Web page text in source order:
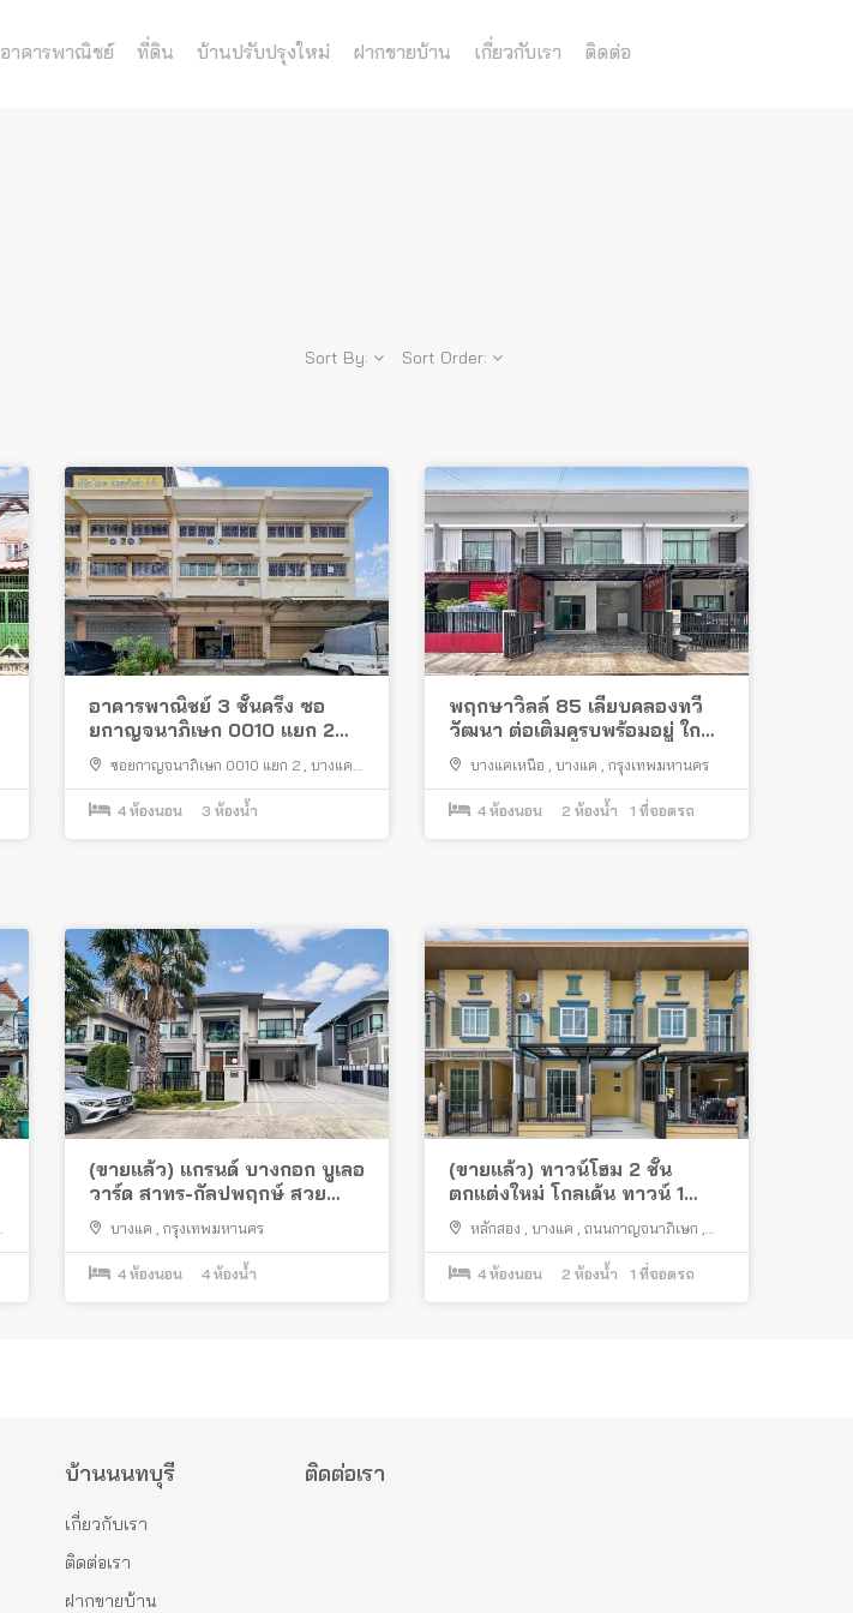
อาคารพาณิชย์ ที่ดิน บ้านปรับปรุงใหม่ ฝากขายบ้าน เกี่ยวกับเรา ติดต่อ
Sort By: Sort Order:
อาคารพาณิชย์ 3 ชั้นครึ่ง ซอ
ยกาญจนาภิเษก 0010 แยก 2
ทำเลดี ใกล้สำนักงานเขตบางแค
ซอยกาญจนาภิเษก 0010 แยก 2 , บางแค ,
ถนนกาญจนาภิเษก , กรุงเทพมหานคร
4 ห้องนอน 3 ห้องน้ำ
พฤกษาวิลล์ 85 เลียบคลองทวี
วัฒนา ต่อเติมครบพร้อมอยู่ ใกล้
รถไฟฟ้าสายสีน้ำเงิน “สถานีหลัก
สอง”
บางแคเหนือ , บางแค , กรุงเทพมหานคร
4 ห้องนอน 2 ห้องน้ำ 1 ที่จอดรถ
(ขายแล้ว) แกรนด์ บางกอก บูเลอ
วาร์ด สาทร-กัลปพฤกษ์ สวย
พร้อมอยู่ ใกล้สำเพ็ง 2
บางแค กรุงเทพมหานคร
4 ห้องนอน 4 ห้องน้ำ
(ขายแล้ว) ทาวน์โฮม 2 ชั้น
ตกแต่งใหม่ โกลเด้น ทาวน์ 1
บางแค พร้อมอยู่ ทำเลดี ใกล้
เดอะมอลล์ รถไฟฟ้า MRT
หลักสอง บางแค ถนนกาญจนาภิเษก
กรุงเทพมหานคร
4 ห้องนอน 2 ห้องน้ำ 1 ที่จอดรถ
บ้านนนทบุรี
เกี่ยวกับเรา
ติดต่อเรา
ฝากขายบ้าน
ติดต่อเรา